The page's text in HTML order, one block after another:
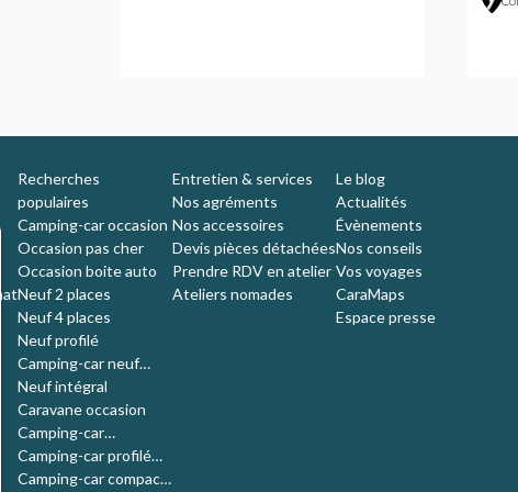
Recherches
populaires
Camping-car occasion
Occasion pas cher
Occasion boite auto
Neuf 2 places
Neuf 4 places
Neuf profilé
Camping-car neuf
compact
Neuf intégral
Caravane occasion
Camping-car
d'occasion 4 places
Camping-car profilé
occasion
Camping-car compact
Entretien & services
Nos agréments
Nos accessoires
Devis pièces détachées
Prendre RDV en atelier
Ateliers nomades
Le blog
Actualités
Évènements
Nos conseils
Vos voyages
CaraMaps
Espace presse